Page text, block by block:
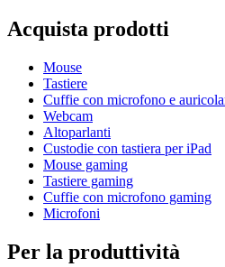
Acquista prodotti
Mouse
Tastiere
Cuffie con microfono e
Webcam
Altoparlanti
Custodie con tastiera per iPad
Mouse gaming
Tastiere gaming
Cuffie con microfono gaming
Microfoni
Per la produttività